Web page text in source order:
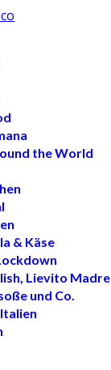
the World
& Käse
Lievito Madre
und Co.